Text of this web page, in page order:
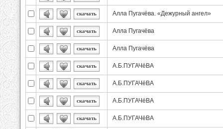
скачать Алла Пугачёва. «Дежурный ангел»
скачать Алла Пугачёва
скачать Алла Пугачёва
скачать А.Б.ПУГАЧёВА
скачать А.Б.ПУГАЧёВА
скачать А.Б.ПУГАЧёВА
скачать А.Б.ПУГАЧёВА